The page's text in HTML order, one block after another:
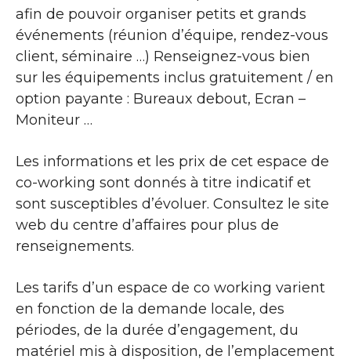
afin de pouvoir organiser petits et grands
événements (réunion d’équipe, rendez-vous
client, séminaire …) Renseignez-vous bien
sur les équipements inclus gratuitement / en
option payante : Bureaux debout, Ecran –
Moniteur …
Les informations et les prix de cet espace de
co-working sont donnés à titre indicatif et
sont susceptibles d’évoluer. Consultez le site
web du centre d’affaires pour plus de
renseignements.
Les tarifs d’un espace de co working varient
en fonction de la demande locale, des
périodes, de la durée d’engagement, du
matériel mis à disposition, de l’emplacement